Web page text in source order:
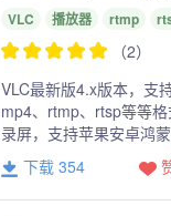
VLC 播放器 rtmp
（2）
VLC最新版4.x版本，支
mp4、rtmp、rtsp等等
录屏，支持苹果安卓鸿蒙
下载 354